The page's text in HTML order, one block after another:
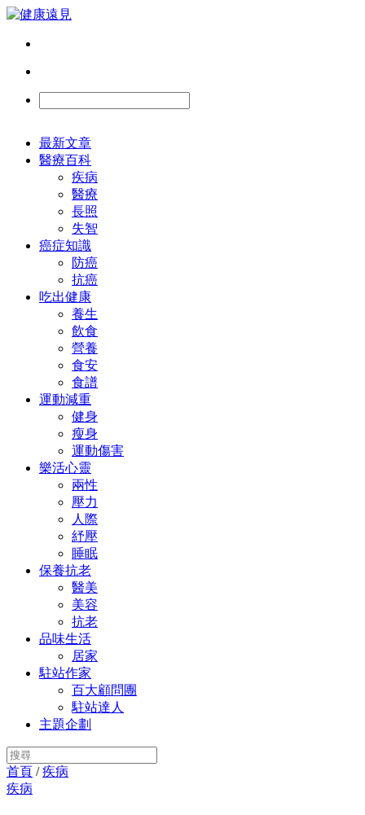
最新文章
醫療百科
疾病
醫療
長照
失智
癌症知識
防癌
抗癌
吃出健康
養生
飲食
營養
食安
食譜
運動減重
健身
瘦身
運動傷害
樂活心靈
兩性
壓力
人際
紓壓
睡眠
保養抗老
醫美
美容
抗老
品味生活
居家
駐站作家
百大顧問團
駐站達人
主題企劃
首頁 /疾病
疾病